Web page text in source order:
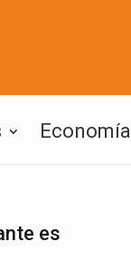
Economía
es